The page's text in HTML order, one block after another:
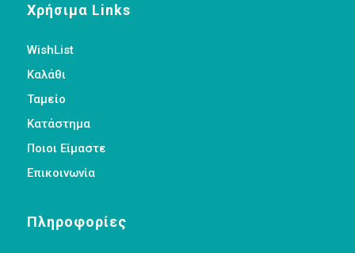
Χρήσιμα Links
WishList
Καλάθι
Ταμείο
Κατάστημα
Ποιοι Είμαστε
Επικοινωνία
Πληροφορίες